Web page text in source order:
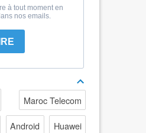
à tout moment en
nos emails.
Maroc Telecom
Android Huawei